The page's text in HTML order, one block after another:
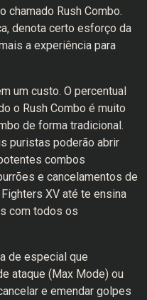
chamado Rush Combo.
denota certo esforço da
a experiência para
um custo. O percentual
o Rush Combo é muito
de forma tradicional.
puristas poderão abrir
combos
e cancelamentos de
XV até te ensina
com todos os
de especial que
ataque (Max Mode) ou
e emendar golpes